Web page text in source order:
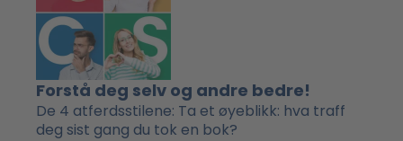
Forstå deg selv og andre bedre!
De 4 atferdsstilene: Ta et øyeblikk: hva traff
deg sist gang du tok en bok?